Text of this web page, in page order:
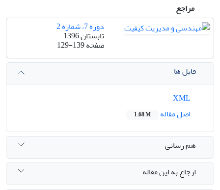
مراجع
دوره 7، شماره 2
تابستان 1396
صفحه129-139
فایل ها
اصل مقاله
1.68 M
هم رسانی
ارجاع به این مقاله